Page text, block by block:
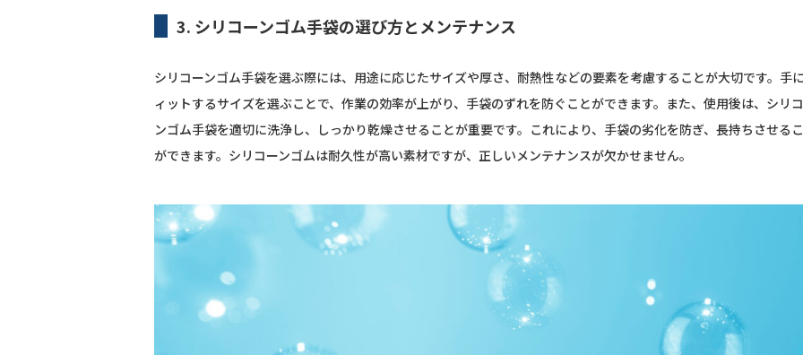
3. シリコーンゴム手袋の選び方とメンテナンス
シリコーンゴム手袋を選ぶ際には、用途に応じたサイズや厚さ、耐熱性などの要素を考慮することが大切です。手
ィットするサイズを選ぶことで、作業の効率が上がり、手袋のずれを防ぐことができます。また、使用後は、シリ
ンゴム手袋を適切に洗浄し、しっかり乾燥させることが重要です。これにより、手袋の劣化を防ぎ、長持ちさせる
ができます。シリコーンゴムは耐久性が高い素材ですが、正しいメンテナンスが欠かせません。